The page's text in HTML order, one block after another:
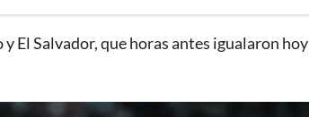
El Salvador, que horas antes igualaron